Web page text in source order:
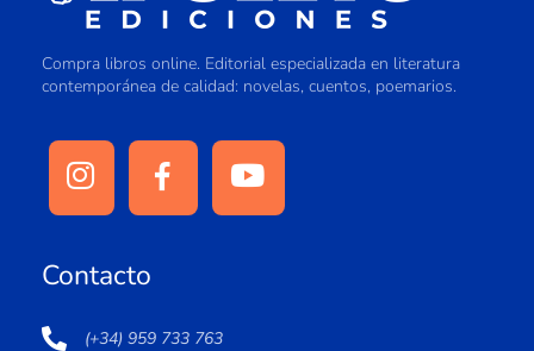
Compra libros online. Editorial especializada en literatura
contemporánea de calidad: novelas, cuentos, poemarios.
Contacto
(+34) 959 733 763